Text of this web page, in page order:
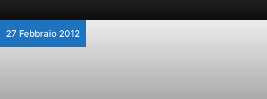
27 Febbraio 2012